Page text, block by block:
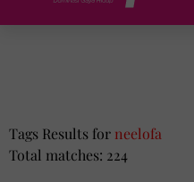
Tags Results for neelofa
Total matches: 224